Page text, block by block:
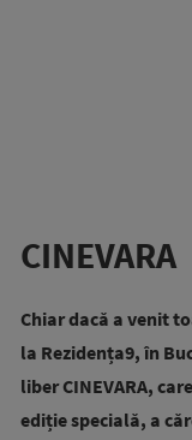
CINEVARA
Chiar dacă a venit
la Rezidența9, în
liber CINEVARA,
ediție specială, a